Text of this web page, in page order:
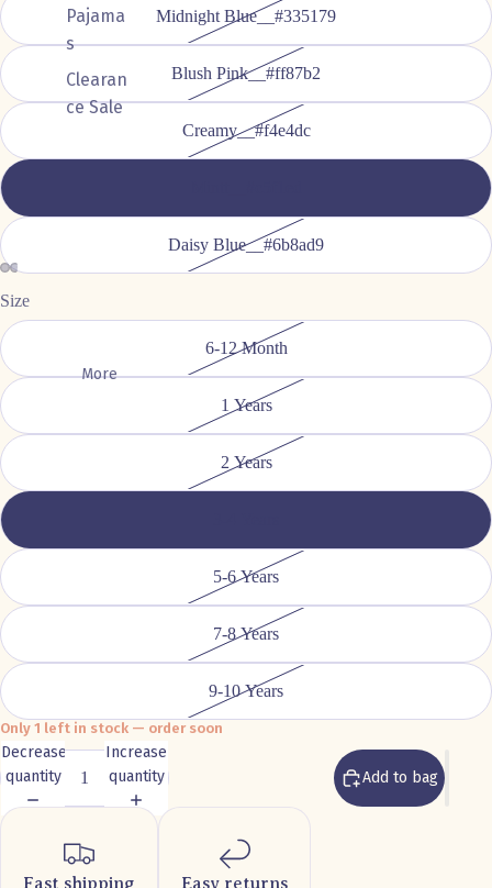
Pajama
s
Clearan
ce Sale
More
Midnight Blue__#335179
Blush Pink__#ff87b2
Creamy__#f4e4dc
Daisy Blue__#6b8ad9
Size
6-12 Month
1 Years
2 Years
5-6 Years
7-8 Years
9-10 Years
Only 1 left in stock — order soon
Decrease
quantity
Increase
quantity
Add to bag
Fast shipping Easy returns